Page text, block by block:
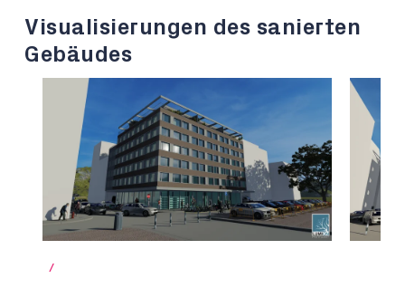
Visualisierungen des sanierten
Gebäudes
/